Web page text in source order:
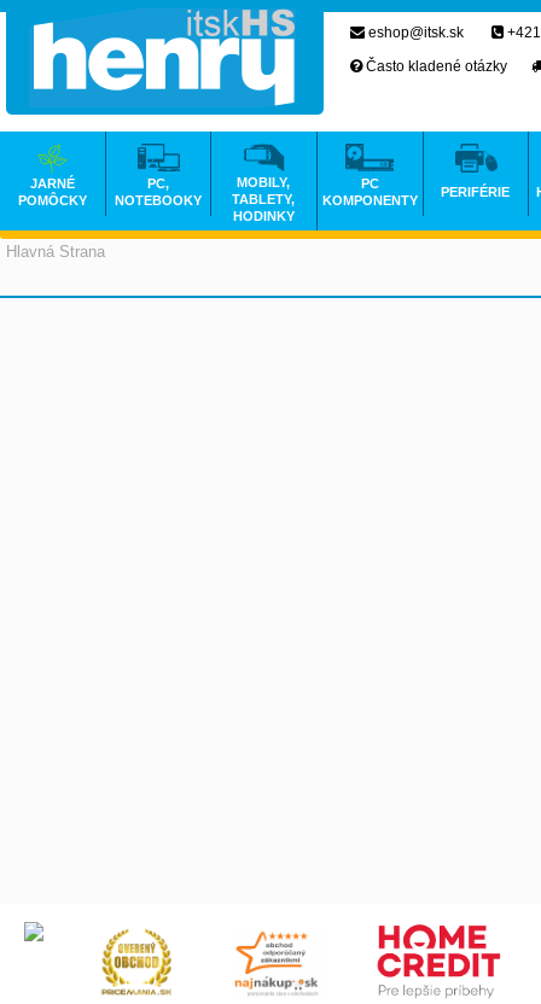
Hlavná Strana
eshop@itsk.sk
Často kladené otázky
JARNÉ
POMÔCKY
PC,
NOTEBOOKY
MOBILY,
TABLETY,
HODINKY
PC
KOMPONENTY
PERIFÉRIE